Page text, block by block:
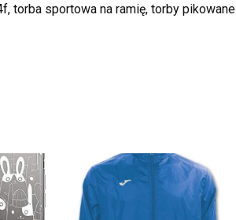
torba sportowa na ramię, torby pikowane